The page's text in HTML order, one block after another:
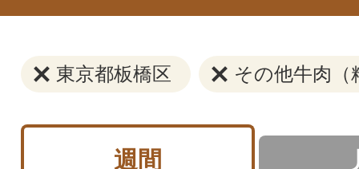
東京都板橋区 その他牛肉（
週間